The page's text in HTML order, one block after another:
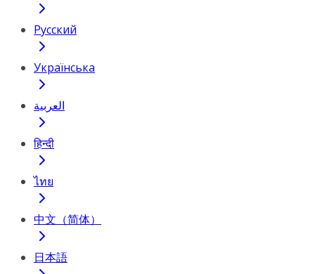
Русский
Українська
العربية
हिन्दी
ไทย
中文（简体）
日本語